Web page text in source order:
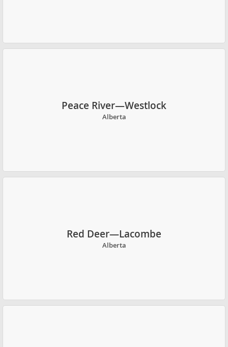
Peace River—Westlock
Alberta
Red Deer—Lacombe
Alberta